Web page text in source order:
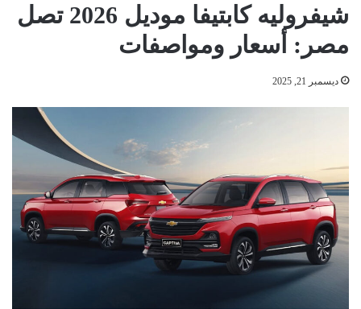
شيفروليه كابتيفا موديل 2026 تصل
مصر: أسعار ومواصفات
ديسمبر 21, 2025